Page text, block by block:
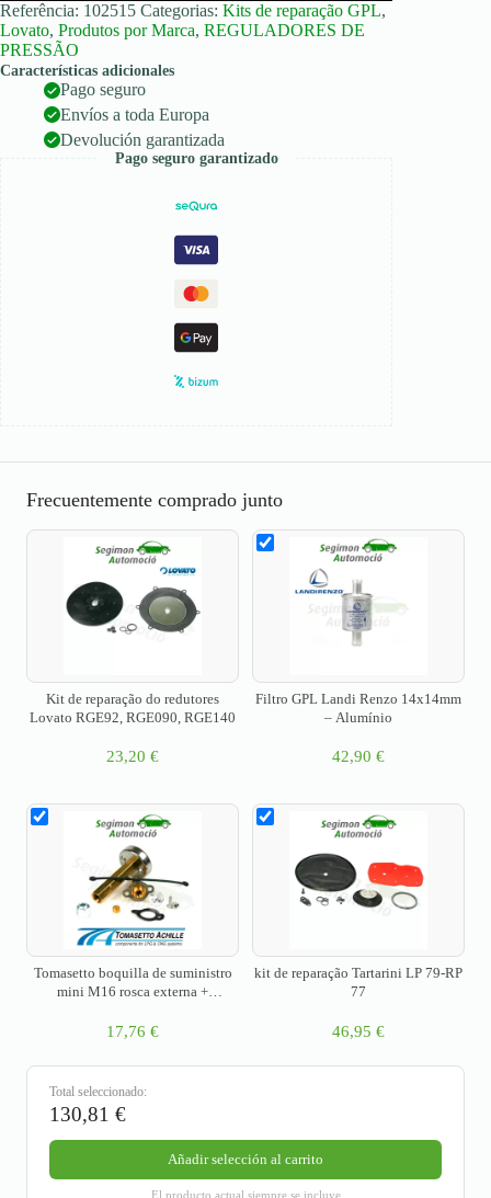
Referência: 102515 Categorias: Kits de reparação GPL,
Lovato, Produtos por Marca, REGULADORES DE
PRESSÃO
Características adicionales
Pago seguro
Envíos a toda Europa
Devolución garantizada
Pago seguro garantizado
Frecuentemente comprado junto
Kit de reparação do redutores
Lovato RGE92, RGE090, RGE140
23,20 €
Filtro GPL Landi Renzo 14x14mm
– Alumínio
42,90 €
Tomasetto boquilla de suministro
mini M16 rosca externa +
17,76 €
kit de reparação Tartarini LP 79-RP
77
46,95 €
Total seleccionado:
130,81 €
Añadir selección al carrito
El producto actual siempre se incluye